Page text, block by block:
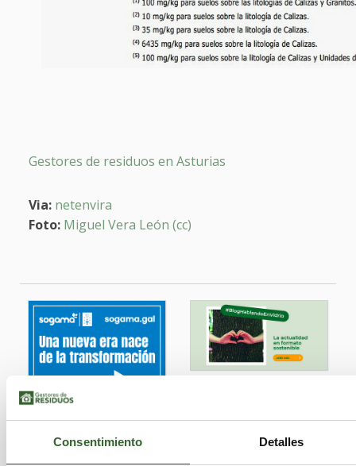
Consentimiento Detalles
Gestores de residuos en Asturias
Via: netenvira
Foto: Miguel Vera León (cc)